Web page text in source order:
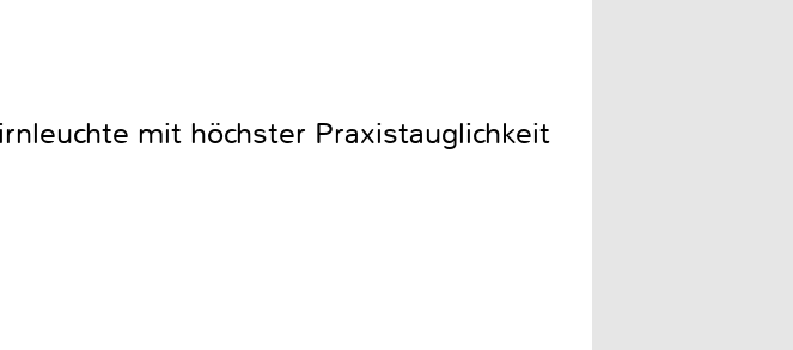
mit höchster Praxistauglichkeit